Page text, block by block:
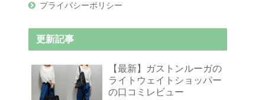
プライバシーポリシー
更新記事
【最新】ガストンルーガの
ライトウェイトショッパー
の口コミレビュー